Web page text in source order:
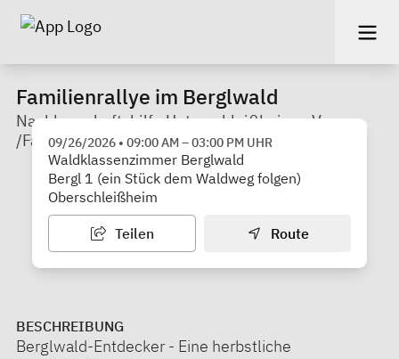
Familienrallye im Berglwald
Nachbarschaftshilfe Unterschleißheim e.V.
/Familienstützpunkt
09/26/2026 • 09:00 AM–03:00 PM UHR
Waldklassenzimmer Berglwald
Bergl 1 (ein Stück dem Waldweg folgen)
Oberschleißheim
Teilen Route
BESCHREIBUNG
Berglwald-Entdecker - Eine herbstliche